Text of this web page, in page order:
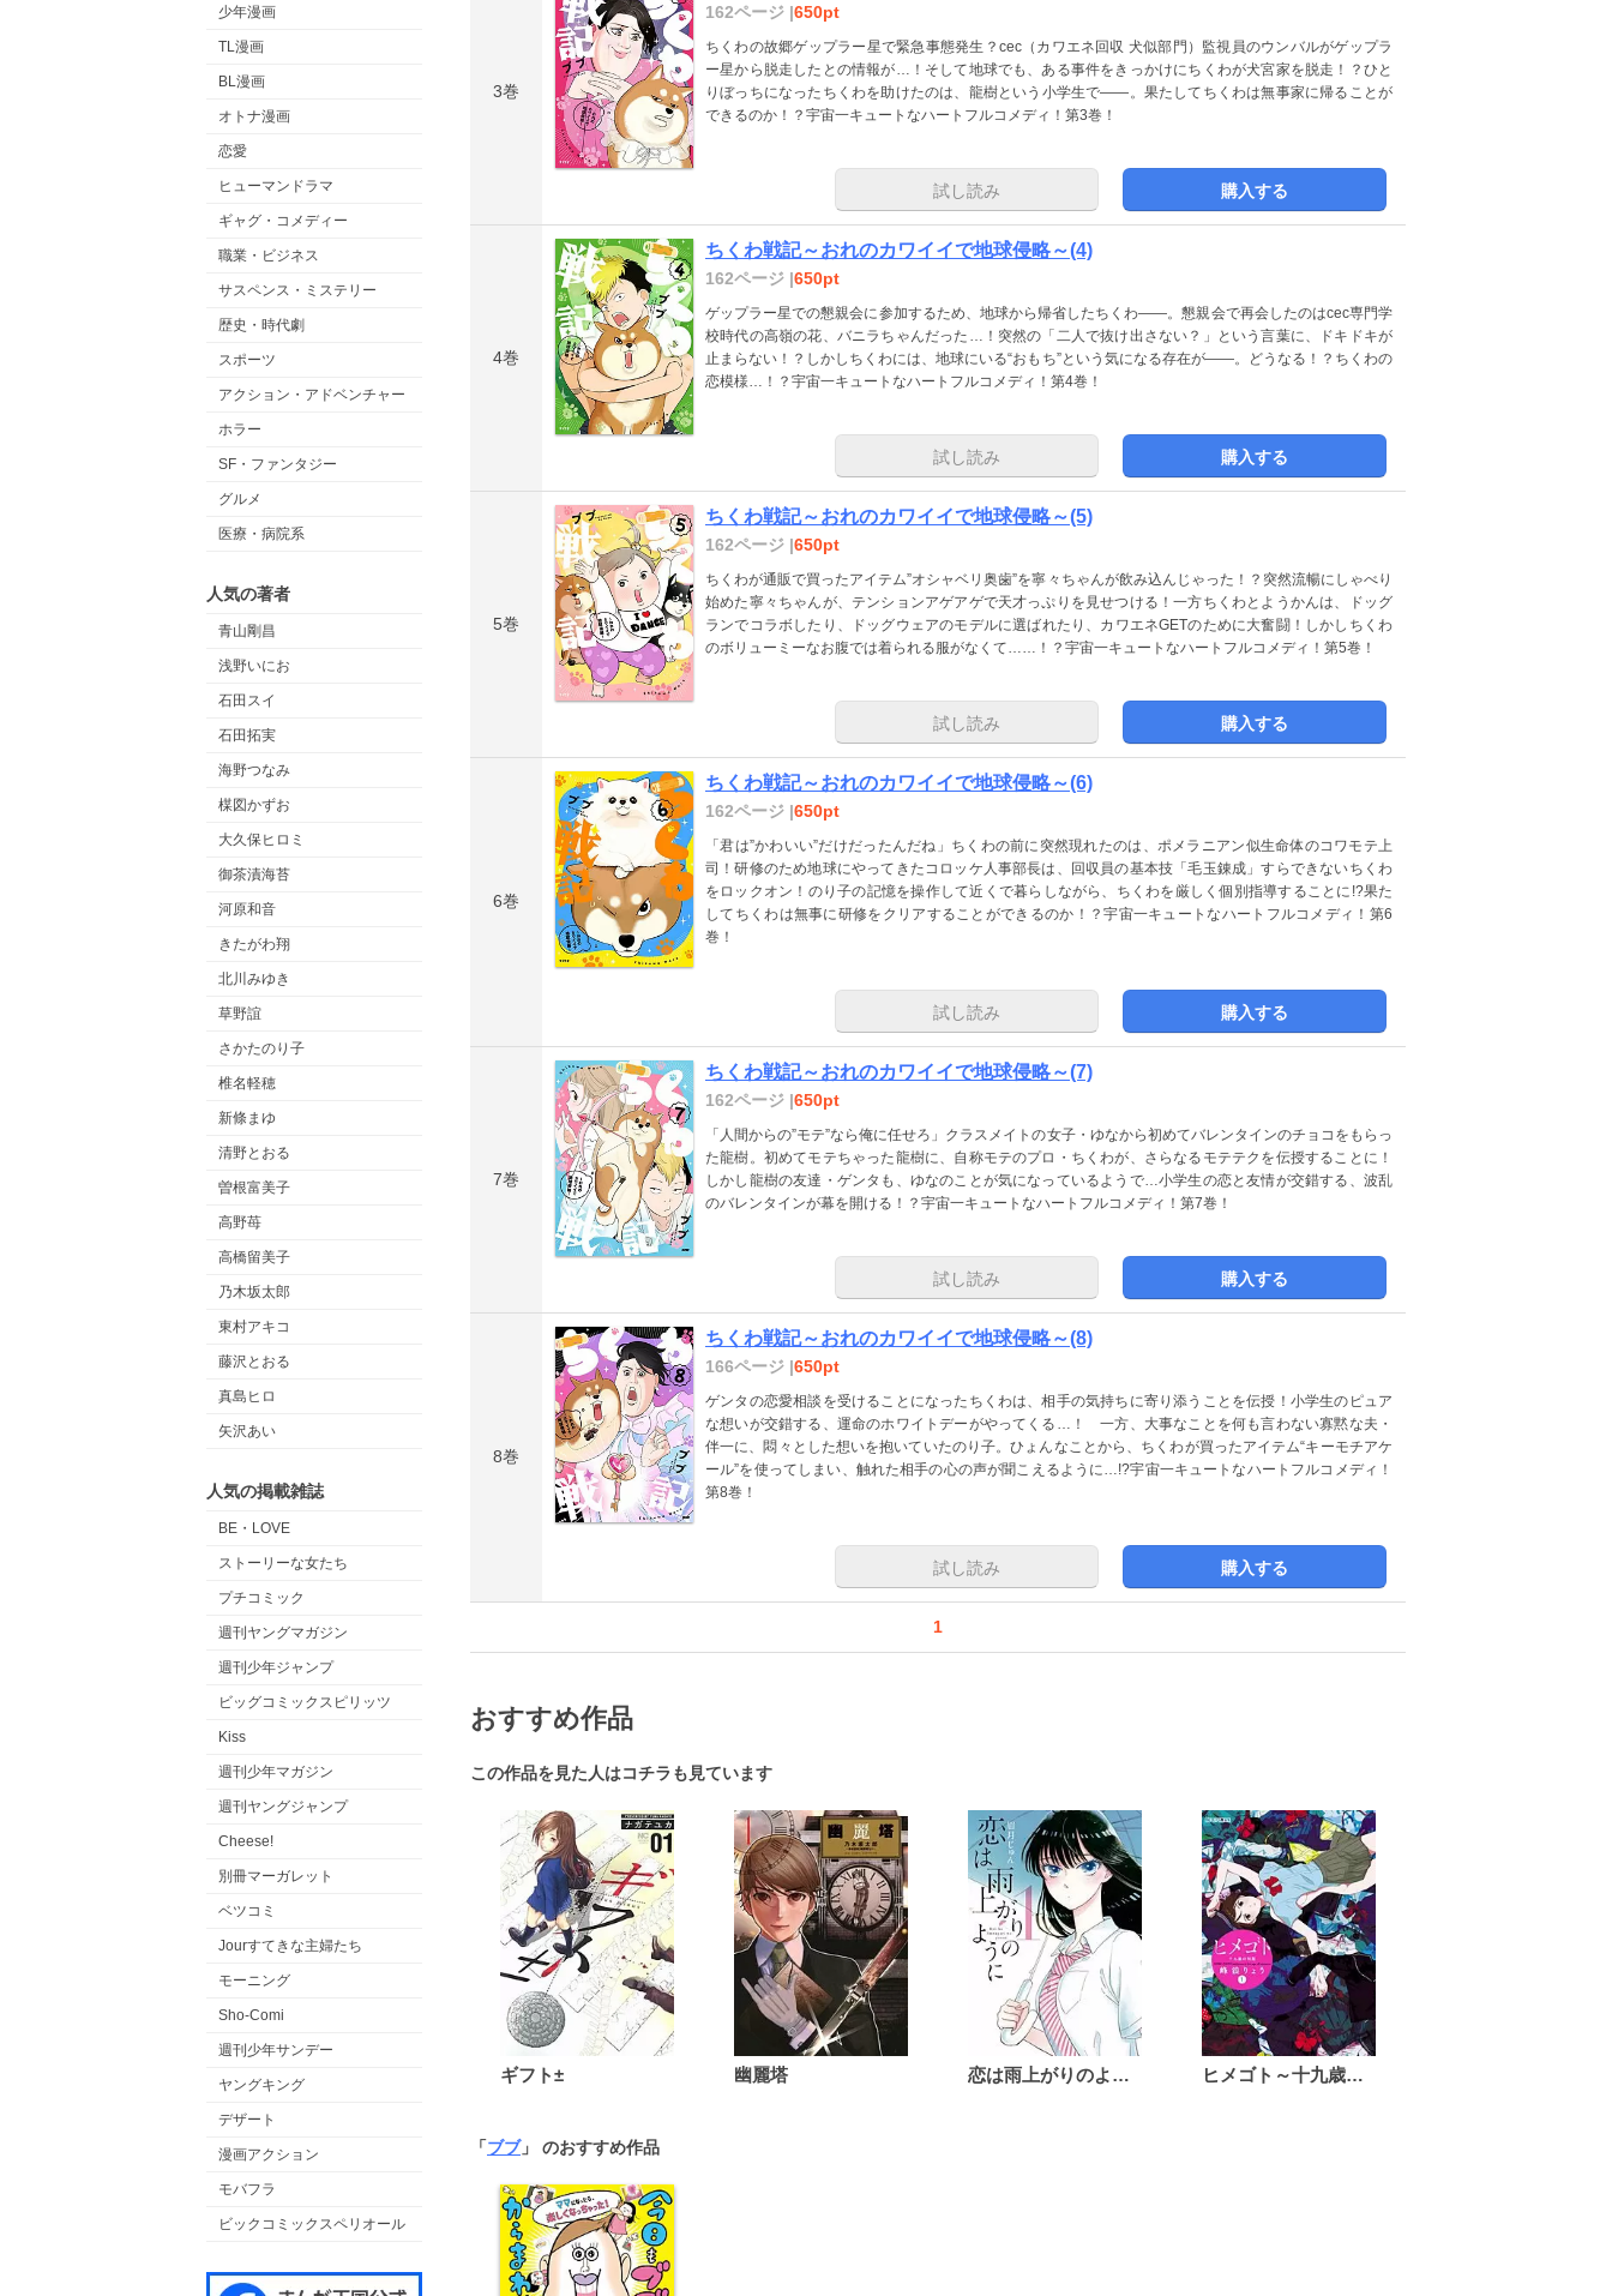
少年漫画
TL漫画
BL漫画
オトナ漫画
恋愛
ヒューマンドラマ
ギャグ・コメディー
職業・ビジネス
サスペンス・ミステリー
歴史・時代劇
スポーツ
アクション・アドベンチャー
ホラー
SF・ファンタジー
グルメ
医療・病院系
人気の著者
青山剛昌
浅野いにお
石田スイ
石田拓実
海野つなみ
楳図かずお
大久保ヒロミ
御茶漬海苔
河原和音
きたがわ翔
北川みゆき
草野誼
さかたのり子
椎名軽穂
新條まゆ
清野とおる
曽根富美子
高野苺
高橋留美子
乃木坂太郎
東村アキコ
藤沢とおる
真島ヒロ
矢沢あい
人気の掲載雑誌
BE・LOVE
ストーリーな女たち
プチコミック
週刊ヤングマガジン
週刊少年ジャンプ
ビッグコミックスピリッツ
Kiss
週刊少年マガジン
週刊ヤングジャンプ
Cheese!
別冊マーガレット
ベツコミ
Jourすてきな主婦たち
モーニング
Sho-Comi
週刊少年サンデー
ヤングキング
デザート
漫画アクション
モバフラ
ビックコミックスペリオール
3巻
162ページ |650pt
ちくわの故郷ゲップラー星で緊急事態発生？cec（カワエネ回収 犬似部門）監視員のウンバルがゲップラ
ー星から脱走したとの情報が…！そして地球でも、ある事件をきっかけにちくわが犬宮家を脱走！？ひと
りぼっちになったちくわを助けたのは、龍樹という小学生で――。果たしてちくわは無事家に帰ることが
できるのか！？宇宙一キュートなハートフルコメディ！第3巻！
試し読み 購入する
4巻
ちくわ戦記～おれのカワイイで地球侵略～(4)
162ページ |650pt
ゲップラー星での懇親会に参加するため、地球から帰省したちくわ――。懇親会で再会したのはcec専門学
校時代の高嶺の花、バニラちゃんだった…！突然の「二人で抜け出さない？」という言葉に、ドキドキが
止まらない！？しかしちくわには、地球にいる“おもち”という気になる存在が――。どうなる！？ちくわの
恋模様…！？宇宙一キュートなハートフルコメディ！第4巻！
試し読み 購入する
5巻
ちくわ戦記～おれのカワイイで地球侵略～(5)
162ページ |650pt
ちくわが通販で買ったアイテム”オシャベリ奥歯”を寧々ちゃんが飲み込んじゃった！？突然流暢にしゃべり
始めた寧々ちゃんが、テンションアゲアゲで天才っぷりを見せつける！一方ちくわとようかんは、ドッグ
ランでコラボしたり、ドッグウェアのモデルに選ばれたり、カワエネGETのために大奮闘！しかしちくわ
のボリューミーなお腹では着られる服がなくて……！？宇宙一キュートなハートフルコメディ！第5巻！
試し読み 購入する
6巻
ちくわ戦記～おれのカワイイで地球侵略～(6)
162ページ |650pt
「君は”かわいい”だけだったんだね」ちくわの前に突然現れたのは、ポメラニアン似生命体のコワモテ上
司！研修のため地球にやってきたコロッケ人事部長は、回収員の基本技「毛玉錬成」すらできないちくわ
をロックオン！のり子の記憶を操作して近くで暮らしながら、ちくわを厳しく個別指導することに!?果た
してちくわは無事に研修をクリアすることができるのか！？宇宙一キュートなハートフルコメディ！第6
巻！
試し読み 購入する
7巻
ちくわ戦記～おれのカワイイで地球侵略～(7)
162ページ |650pt
「人間からの”モテ”なら俺に任せろ」クラスメイトの女子・ゆなから初めてバレンタインのチョコをもらっ
た龍樹。初めてモテちゃった龍樹に、自称モテのプロ・ちくわが、さらなるモテテクを伝授することに！
しかし龍樹の友達・ゲンタも、ゆなのことが気になっているようで…小学生の恋と友情が交錯する、波乱
のバレンタインが幕を開ける！？宇宙一キュートなハートフルコメディ！第7巻！
試し読み 購入する
8巻
ちくわ戦記～おれのカワイイで地球侵略～(8)
166ページ |650pt
ゲンタの恋愛相談を受けることになったちくわは、相手の気持ちに寄り添うことを伝授！小学生のピュア
な想いが交錯する、運命のホワイトデーがやってくる…！ 一方、大事なことを何も言わない寡黙な夫・
伴一に、悶々とした想いを抱いていたのり子。ひょんなことから、ちくわが買ったアイテム“キーモチアケ
ール”を使ってしまい、触れた相手の心の声が聞こえるように…!?宇宙一キュートなハートフルコメディ！
第8巻！
試し読み 購入する
1
おすすめ作品
この作品を見た人はコチラも見ています
ギフト± 幽麗塔 恋は雨上がりのように ヒメゴト～十九歳の制服～
「ブブ」 のおすすめ作品